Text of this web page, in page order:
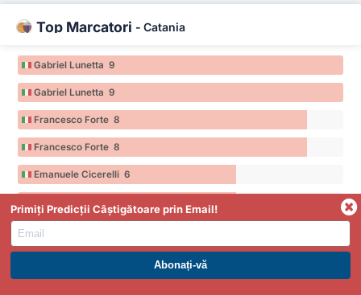
Top Marcatori - Catania
Gabriel Lunetta 9
Gabriel Lunetta 9
Francesco Forte 8
Francesco Forte 8
Emanuele Cicerelli 6
* Statistici din sezonul 2025/26 al Serie C Group C
Cine va primi cartonașe galbene și roșii?
ABONAȚI-VĂ LA PREMIUM. PROFITAȚI ACUM.
Primiți Predicții Câștigătoare prin Email!